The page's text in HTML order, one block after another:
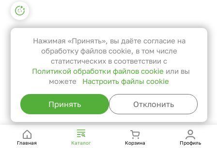
Главная Каталог Корзина Профиль
Настройки файлов cookie
Функциональные
Эти файлы необходимы для
функционирования сайта и не
могут быть отключены в наших
системах. Вы можете настроить
браузер так, чтобы он блокировал
их или уведомлял вас об их
использовании, но в таком случае
сайта не будут работать.
Нажимая «Принять», вы даёте согласие на
обработку файлов cookie, в том числе
статистических в соответствии с
Политикой обработки файлов cookie или вы
можете
Настроить файлы cookie
Принять Отклонить